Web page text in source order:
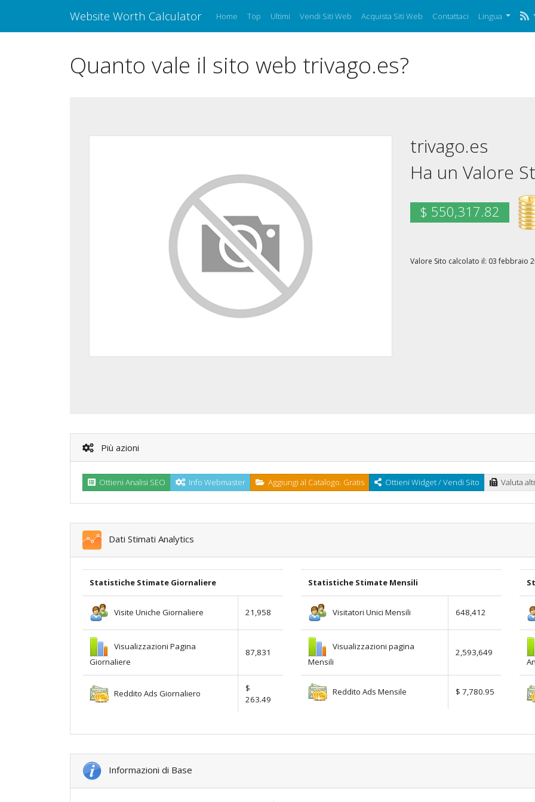
Website Worth Calculator Home Top Ultimi Vendi Siti Web Acquista Siti Web Contattaci Lingua
Quanto vale il sito web trivago.es?
trivago.es
Ha un Valore
$ 550,317.82
Valore Sito calcolato il: 03 febbraio
Più azioni
Ottieni Analisi SEO Info Webmaster Aggiungi al Catalogo. Gratis Ottieni Widget / Vendi Sito Valuta
Dati Stimati Analytics
Statistiche Stimate Giornaliere
Visite Uniche Giornaliere 21,958
Visualizzazioni Pagina
Giornaliere
87,831
Reddito Ads Giornaliero
$
263.49
Statistiche Stimate Mensili
Visitatori Unici Mensili 648,412
Visualizzazioni pagina
Mensili
2,593,649
Reddito Ads Mensile $ 7,780.95
Informazioni di Base